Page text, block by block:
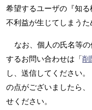
希望するユーザの『知
不利益が生じてしまうた
なお、個人の氏名等
するお問い合わせは「削
し、送信してください
の点がございましたら、
せください。